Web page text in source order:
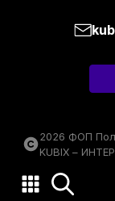
2026 ФОП
KUBIX –